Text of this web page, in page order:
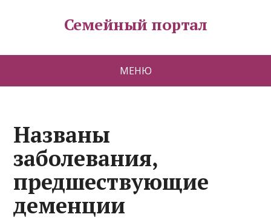
Семейный портал
МЕНЮ
Названы
заболевания,
предшествующие
деменции